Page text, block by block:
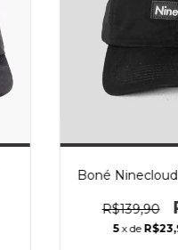
Boné
R$139,90
5 x de